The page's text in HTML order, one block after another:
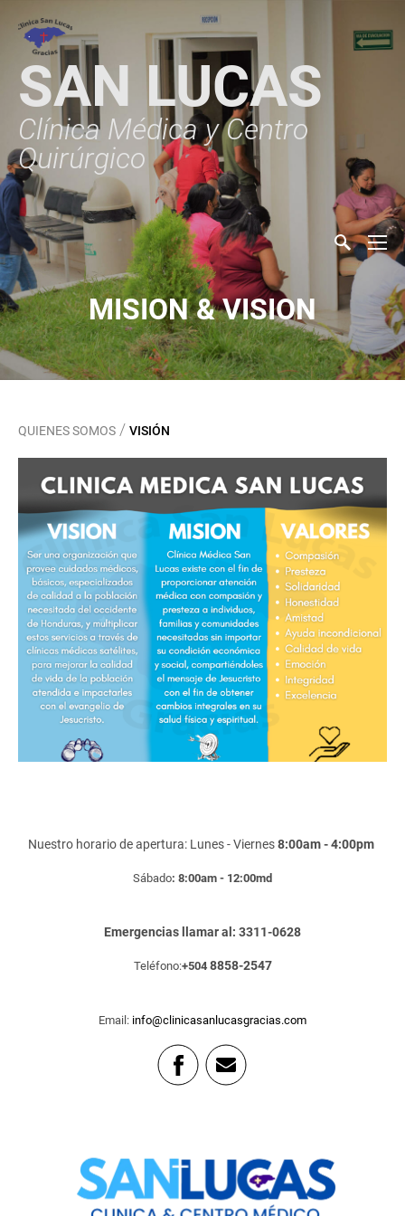
SAN LUCAS
Clínica Médica y Centro
Quirúrgico
MISION & VISION
QUIENES SOMOS / VISIÓN
Nuestro horario de apertura: Lunes - Viernes8:00am - 4:00pm
Sábado: 8:00am - 12:00md
Emergencias llamar al: 3311-0628
Teléfono:+5048858-2547
Email: info@clinicasanlucasgracias.com